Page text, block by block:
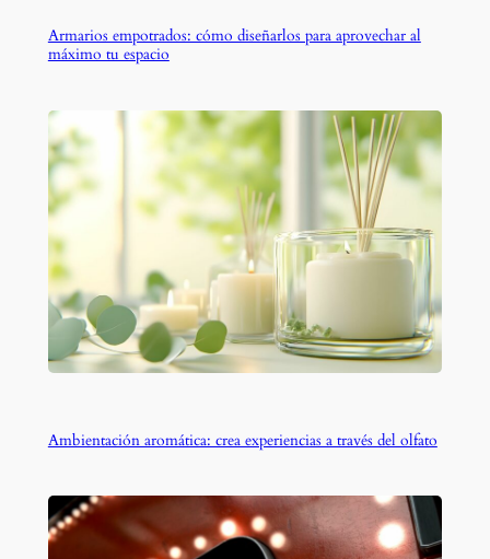
Armarios empotrados: cómo diseñarlos para aprovechar al
máximo tu espacio
Ambientación aromática: crea experiencias a través del olfato